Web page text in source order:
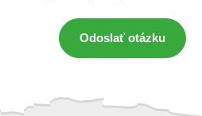
Odoslať otázku